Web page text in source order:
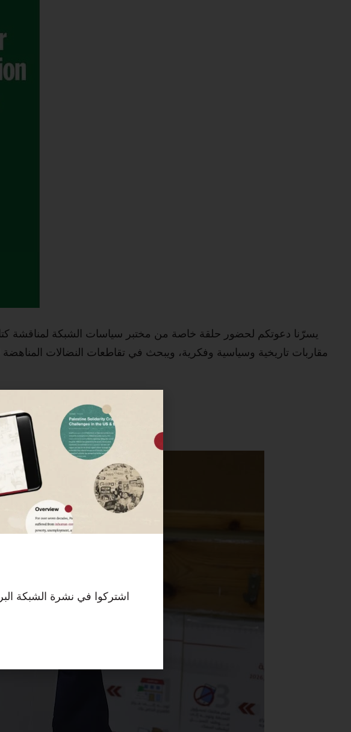
يسرّنا دعوتكم لحضور حلقة خاصة من مختبر سياسات الشبكة لمناقشة
مقاربات تاريخية وسياسية وفكرية، ويبحث في تقاطعات النضالات
اشتركوا في نشرة الشبكة